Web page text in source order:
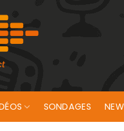
SONDAGES